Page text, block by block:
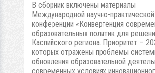
В сборник включены материалы
Международной научно-практической
конференции «Конвергенция
образовательных политик для
Каспийского региона. Приоритет –
которых отражены проблемы
обновления образовательной
современных условиях